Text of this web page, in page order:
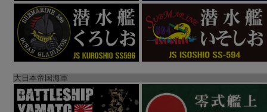
大日本帝国海軍